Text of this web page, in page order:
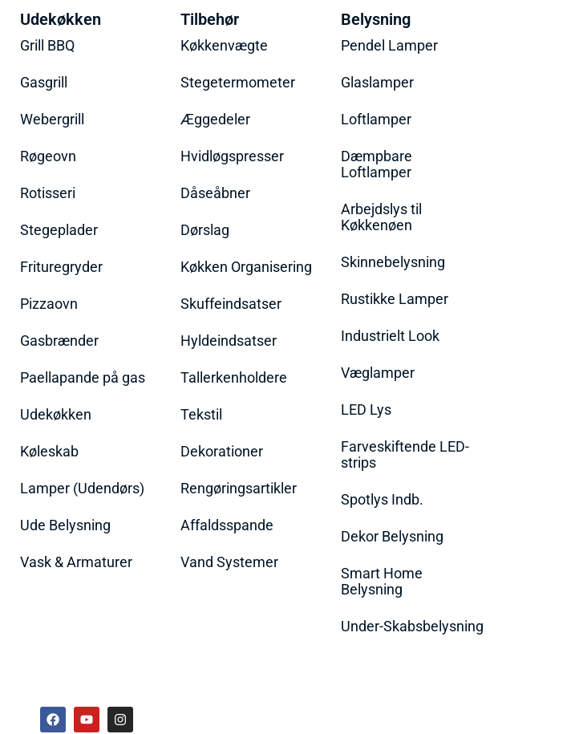
Udekøkken
Grill BBQ
Gasgrill
Webergrill
Røgeovn
Rotisseri
Stegeplader
Frituregryder
Pizzaovn
Gasbrænder
Paellapande på gas
Udekøkken
Køleskab
Lamper (Udendørs)
Ude Belysning
Vask & Armaturer
Tilbehør
Køkkenvægte
Stegetermometer
Æggedeler
Hvidløgspresser
Dåseåbner
Dørslag
Køkken Organisering
Skuffeindsatser
Hyldeindsatser
Tallerkenholdere
Tekstil
Dekorationer
Rengøringsartikler
Affaldsspande
Vand Systemer
Belysning
Pendel Lamper
Glaslamper
Loftlamper
Dæmpbare
Loftlamper
Arbejdslys til
Køkkenøen
Skinnebelysning
Rustikke Lamper
Industrielt Look
Væglamper
LED Lys
Farveskiftende LED-
strips
Spotlys Indb.
Dekor Belysning
Smart Home
Belysning
Under-Skabsbelysning